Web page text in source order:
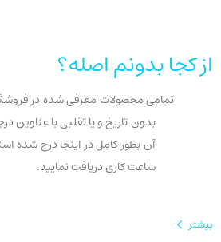
از کجا بدونم اصله؟
تمامی محصولات معرفی شده در
ساعت کاری دریافت نمایید.
بیشتر